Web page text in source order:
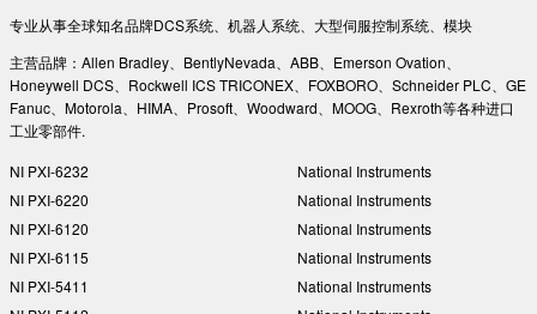
专业从事全球知名品牌DCS系统、机器人系统、大型伺服控制系统、模块
主营品牌：Allen Bradley、BentlyNevada、ABB、Emerson Ovation、
Honeywell DCS、Rockwell ICS TRICONEX、FOXBORO、Schneider PLC、GE
Fanuc、Motorola、HIMA、Prosoft、Woodward、MOOG、Rexroth等各种进口
工业零部件.
NI PXI-6232
National Instruments
NI PXI-6220
National Instruments
NI PXI-6120
National Instruments
NI PXI-6115
National Instruments
NI PXI-5411
National Instruments